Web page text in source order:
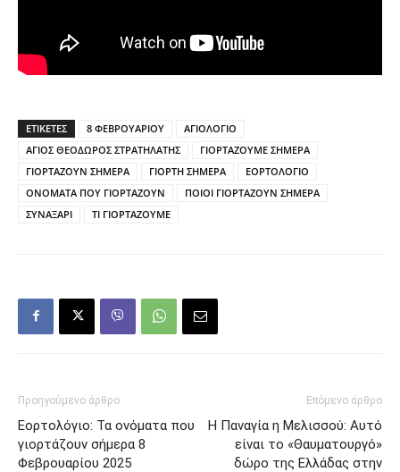
ΕΤΙΚΕΤΕΣ 8 ΦΕΒΡΟΥΑΡΙΟΥ
ΑΓΙΟΛΟΓΙΟ
ΑΓΙΟΣ ΘΕΟΔΩΡΟΣ ΣΤΡΑΤΗΛΑΤΗΣ
ΓΙΟΡΤΑΖΟΥΜΕ ΣΗΜΕΡΑ
ΓΙΟΡΤΑΖΟΥΝ ΣΗΜΕΡΑ
ΓΙΟΡΤΗ ΣΗΜΕΡΑ
ΕΟΡΤΟΛΟΓΙΟ
ΟΝΟΜΑΤΑ ΠΟΥ ΓΙΟΡΤΑΖΟΥΝ
ΠΟΙΟΙ ΓΙΟΡΤΑΖΟΥΝ ΣΗΜΕΡΑ
ΣΥΝΑΞΑΡΙ
ΤΙ ΓΙΟΡΤΑΖΟΥΜΕ
Προηγούμενο άρθρο
Εορτολόγιο: Τα ονόματα που
γιορτάζουν σήμερα 8
Φεβρουαρίου 2025
Επόμενο άρθρο
Η Παναγία η Μελισσού: Αυτό
είναι το «Θαυματουργό»
δώρο της Ελλάδας στην